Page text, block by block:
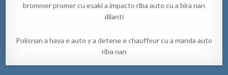
brommer promer cu esaki a impacto riba auto cu a bira nan
dilanti
Polisnan a haya e auto y a detene e chauffeur cu a manda auto
riba nan